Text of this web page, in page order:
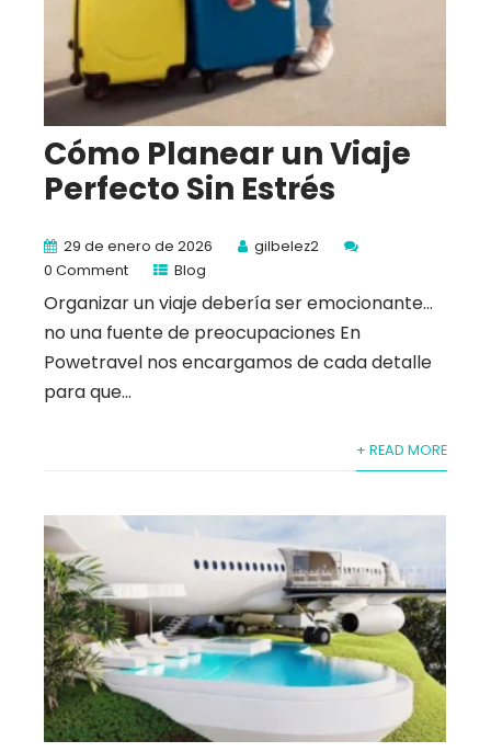
Cómo Planear un Viaje
Perfecto Sin Estrés
29 de enero de 2026
gilbelez2
0 Comment
Blog
Organizar un viaje debería ser emocionante…
no una fuente de preocupaciones En
Powetravel nos encargamos de cada detalle
para que...
+ READ MORE